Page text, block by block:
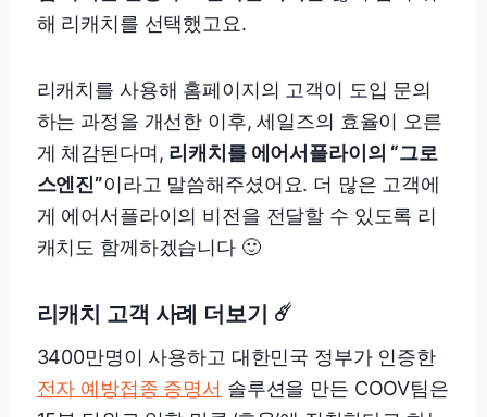
해 리캐치를 선택했고요.
리캐치를 사용해 홈페이지의 고객이 도입 문의
하는 과정을 개선한 이후, 세일즈의 효율이 오른
게 체감된다며, 리캐치를 에어서플라이의 “그로
스엔진”이라고 말씀해주셨어요. 더 많은 고객에
게 에어서플라이의 비전을 전달할 수 있도록 리
캐치도 함께하겠습니다 🙂
리캐치 고객 사례 더보기 ☄️
3400만명이 사용하고 대한민국 정부가 인증한
전자 예방접종 증명서 솔루션을 만든 COOV팀은